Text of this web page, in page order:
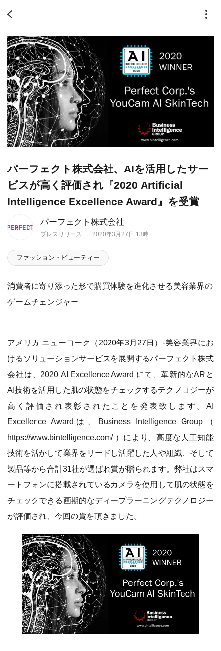
パーフェクト株式会社
プレスリリース 2020年3月27日 13時
パーフェクト株式会社、AIを活用したサー
ビスが高く評価され『2020 Artificial
Intelligence Excellence Award』を受賞
ファッション・ビューティー
消費者に寄り添った形で購買体験を進化させる美容業界の
ゲームチェンジャー
アメリカ ニューヨーク（2020年3月27日）-美容業界にお
けるソリューションサービスを展開するパーフェクト株式
会社は、2020 AI Excellence Award にて、革新的なARと
AI技術を活用した肌の状態をチェックするテクノロジーが
高く評価され表彰されたことを発表致します。AI
Excellence Awardは、Business Intelligence Group（
https://www.bintelligence.com/ ）により、高度な人工知能
技術を活かして業界をリードし活躍した人や組織、そして
製品等から合計31社が選ばれ賞が贈られます。弊社はスマ
ートフォンに搭載されているカメラを使用して肌の状態を
チェックできる画期的なディープラーニングテクノロジー
が評価され、今回の賞を頂きました。